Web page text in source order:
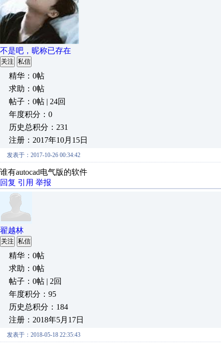
不是吧，昵称已存在
关注 私信
精华：0帖
求助：0帖
帖子：0帖 | 24回
年度积分：0
历史总积分：231
注册：2017年10月15日
发表于：2017-10-26 00:34:42
谁有autocad电气版的软件
回复 引用 举报
翟越林
关注 私信
精华：0帖
求助：0帖
帖子：0帖 | 2回
年度积分：95
历史总积分：184
注册：2018年5月17日
发表于：2018-05-18 22:35:43